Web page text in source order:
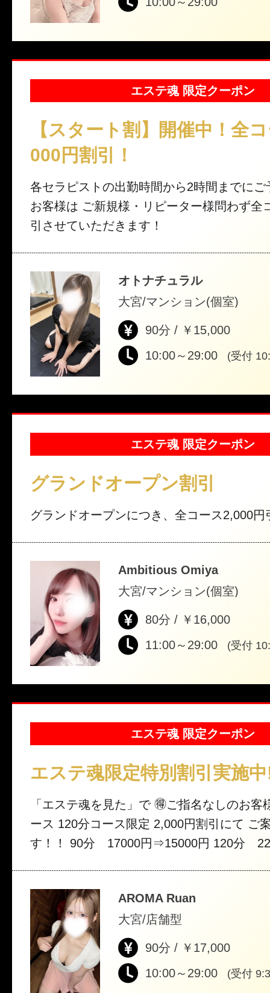
エステ魂 限定クーポン
【スタート割】開催中！全
000円割引！
各セラピストの出勤時間から2時間までにご
お客様は ご新規様・リピーター様問わず全
引させていただきます！
オトナチュラル
大宮/マンション(個室)
90分 / ￥15,000
10:00～29:00
(受付
エステ魂 限定クーポン
グランドオープン割引
グランドオープンにつき、全コース2,000円
Ambitious Omiya
大宮/マンション(個室)
80分 / ￥16,000
11:00～29:00
(受付
エステ魂 限定クーポン
エステ魂限定特別割引実施
「エステ魂を見た」 で 🉐ご指名なしのお客様限定、 90分コ
ース 120分コース限定 2,000円割引にて ご案内致しま
す！！ 90分 17000円⇒15000円 120分 22000円⇒20000
AROMA Ruan
大宮/店舗型
90分 / ￥17,000
10:00～29:00
(受付